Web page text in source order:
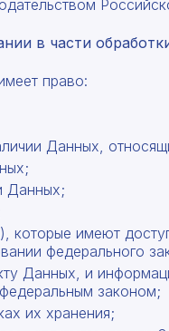
в части
право:
Данных,
Данных;
которые имеют
федерального
Данных, и
законом;
их хранения;
Отправить
наобработку